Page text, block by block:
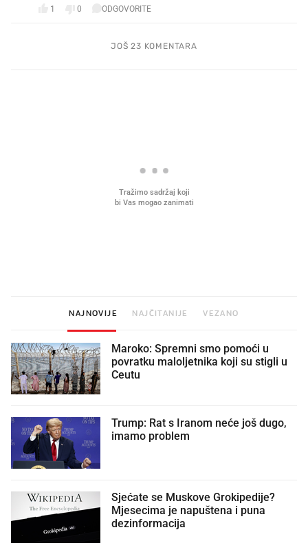
1 0 ODGOVORITE
JOŠ 23 KOMENTARA
NAJNOVIJE NAJČITANIJE VEZANO
Maroko: Spremni smo pomoći u
povratku maloljetnika koji su stigli u
Ceutu
Trump: Rat s Iranom neće još dugo,
imamo problem
Sjećate se Muskove Grokipedije?
Mjesecima je napuštena i puna
dezinformacija